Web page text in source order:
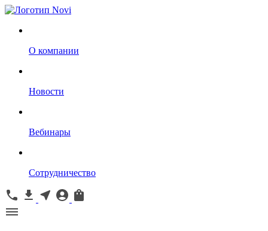
О компании
Новости
Вебинары
Сотрудничество